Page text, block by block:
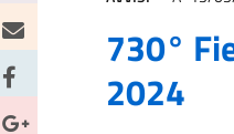
730°
2024